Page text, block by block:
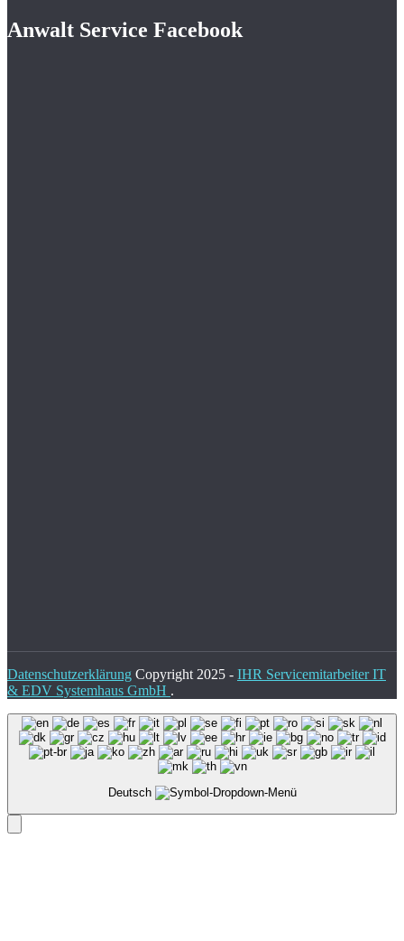
Anwalt Service Facebook
Datenschutzerklärung Copyright 2025 - IHR Servicemitarbeiter IT
& EDV Systemhaus GmbH .
Deutsch